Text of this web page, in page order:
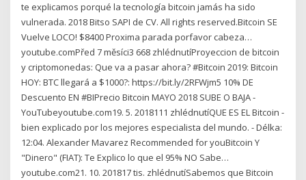
te explicamos porqué la tecnología bitcoin jamás ha sido
vulnerada. 2018 Bitso SAPI de CV. All rights reserved.Bitcoin SE
Vuelve LOCO! $8400 Proxima parada porfavor cabeza…
youtube.comPřed 7 měsíci3 668 zhlédnutíProyeccion de bitcoin
y criptomonedas: Que va a pasar ahora? #Bitcoin 2019: Bitcoin
HOY: BTC llegará a $1000?: https://bit.ly/2RFWjm5 10% DE
Descuento EN #BIPrecio Bitcoin MAYO 2018 SUBE O BAJA -
YouTubeyoutube.com19. 5. 2018111 zhlédnutíQUE ES EL Bitcoin -
bien explicado por los mejores especialista del mundo. - Délka:
12:04. Alexander Mavarez Recommended for youBitcoin Y
"Dinero" (FIAT): Te Explico lo que el 95% NO Sabe…
youtube.com21. 10. 201817 tis. zhlédnutíSabemos que Bitcoin